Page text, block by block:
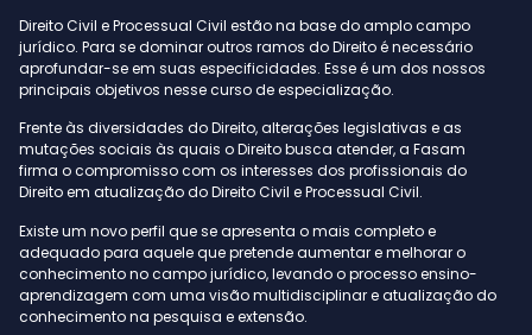
Direito Civil e Processual Civil estão na base do amplo campo
jurídico. Para se dominar outros ramos do Direito é necessário
aprofundar-se em suas especificidades. Esse é um dos nossos
principais objetivos nesse curso de especialização.
Frente às diversidades do Direito, alterações legislativas e as
mutações sociais às quais o Direito busca atender, a Fasam
firma o compromisso com os interesses dos profissionais do
Direito em atualização do Direito Civil e Processual Civil.
Existe um novo perfil que se apresenta o mais completo e
adequado para aquele que pretende aumentar e melhorar o
conhecimento no campo jurídico, levando o processo ensino-
aprendizagem com uma visão multidisciplinar e atualização do
conhecimento na pesquisa e extensão.